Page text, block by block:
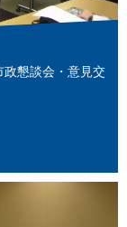
懇談会・意見交